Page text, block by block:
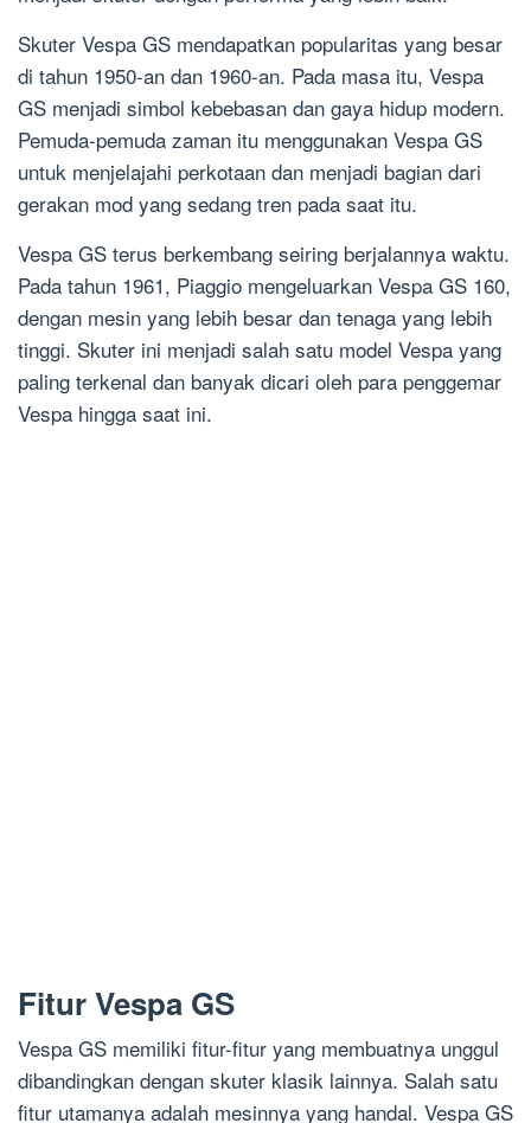
Skuter Vespa GS mendapatkan popularitas yang besar
di tahun 1950-an dan 1960-an. Pada masa itu, Vespa
GS menjadi simbol kebebasan dan gaya hidup modern.
Pemuda-pemuda zaman itu menggunakan Vespa GS
untuk menjelajahi perkotaan dan menjadi bagian dari
gerakan mod yang sedang tren pada saat itu.
Vespa GS terus berkembang seiring berjalannya waktu.
Pada tahun 1961, Piaggio mengeluarkan Vespa GS 160,
dengan mesin yang lebih besar dan tenaga yang lebih
tinggi. Skuter ini menjadi salah satu model Vespa yang
paling terkenal dan banyak dicari oleh para penggemar
Vespa hingga saat ini.
Fitur Vespa GS
Vespa GS memiliki fitur-fitur yang membuatnya unggul
dibandingkan dengan skuter klasik lainnya. Salah satu
fitur utamanya adalah mesinnya yang handal. Vespa GS